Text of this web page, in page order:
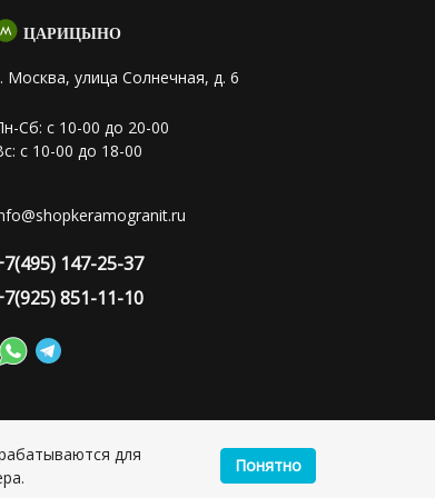
ЦАРИЦЫНО
Москва, улица Солнечная, д. 6
Сб: с 10-00 до 20-00
с 10-00 до 18-00
147-25-37
851-11-10
ИНН: 501703338416
для
Понятно